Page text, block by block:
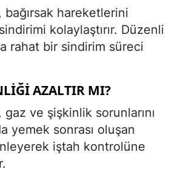
bağırsak hareketlerini
kolaylaştırır. Düzenli
rahat bir sindirim süreci
AZALTIR MI?
gaz ve şişkinlik sorunlarını
yemek sonrası oluşan
iştah kontrolüne